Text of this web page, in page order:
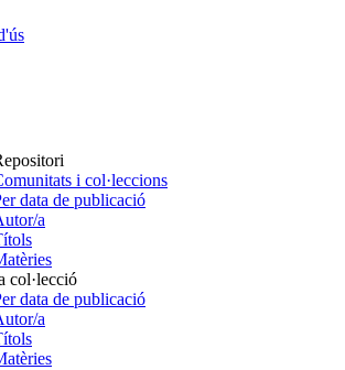
i col·leccions
data de publicació
a
col·lecció
data de publicació
a